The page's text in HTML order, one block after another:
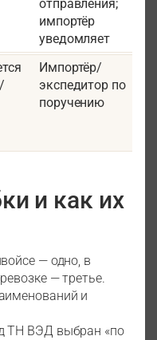
отправления;
импортёр
уведомляет
Импортёр/
экспедитор по
поручению
и как их
— одно, в
— третье.
и
ТН ВЭД выбран «по